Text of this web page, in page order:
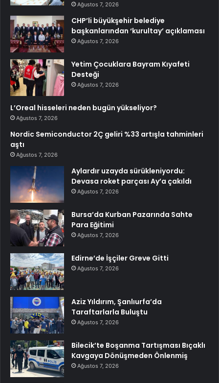
Ağustos 7, 2026
CHP’li büyükşehir belediye
başkanlarından ‘kurultay’ açıklaması
Ağustos 7, 2026
Yetim Çocuklara Bayram Kıyafeti
Desteği
Ağustos 7, 2026
L’Oreal hisseleri neden bugün yükseliyor?
Ağustos 7, 2026
Nordic Semiconductor 2Ç geliri %33 artışla tahminleri
aştı
Ağustos 7, 2026
Aylardır uzayda sürükleniyordu:
Devasa roket parçası Ay’a çakıldı
Ağustos 7, 2026
Bursa’da Kurban Pazarında Sahte
Para Eğitimi
Ağustos 7, 2026
Edirne’de İşçiler Greve Gitti
Ağustos 7, 2026
Aziz Yıldırım, Şanlıurfa’da
Taraftarlarla Buluştu
Ağustos 7, 2026
Bilecik’te Boşanma Tartışması Bıçaklı
Kavgaya Dönüşmeden Önlenmiş
Ağustos 7, 2026